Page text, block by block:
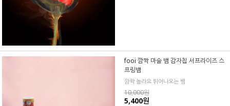
fooi 깜짝 마술 뱀 감자칩 서프라이즈 스
프링뱀
깜짝 놀라요 튀어나오는 뱀
10,000원
5,400원